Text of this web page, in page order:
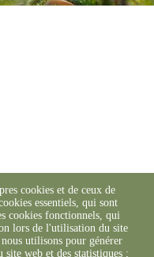
cookies et de ceux de
essentiels, qui sont
cookies fonctionnels, qui
lors de l'utilisation du site
utilisons pour générer
site web et des statistiques ;